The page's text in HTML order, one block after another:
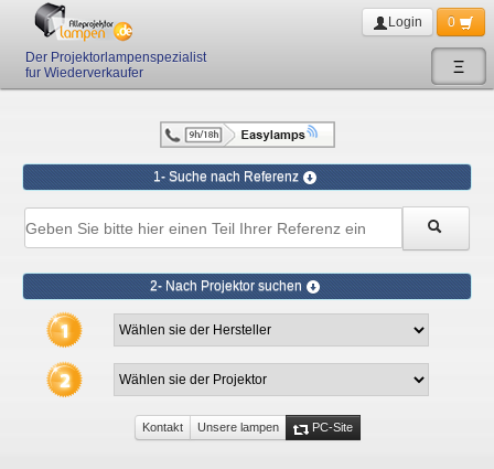
Ξ
Der Projektorlampenspezialist
fur Wiederverkaufer
Login 0
1- Suche nach Referenz
2- Nach Projektor suchen
Kontakt Unsere lampen PC-Site